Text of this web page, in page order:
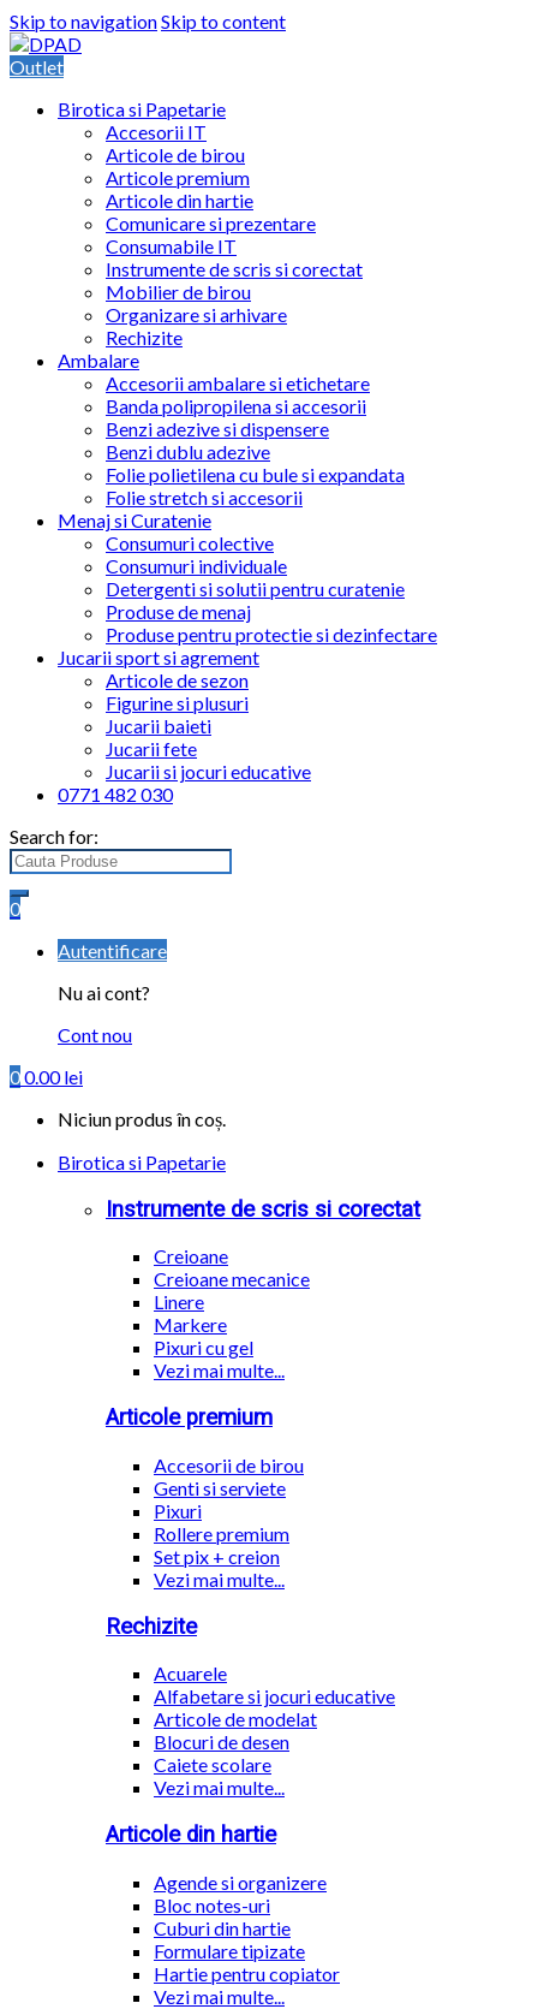
Skip to navigationSkip to content
Outlet
Birotica si Papetarie
Accesorii IT
Articole de birou
Articole premium
Articole din hartie
Comunicare si prezentare
Consumabile IT
Instrumente de scris si corectat
Mobilier de birou
Organizare si arhivare
Rechizite
Ambalare
Accesorii ambalare si etichetare
Banda polipropilena si accesorii
Benzi adezive si dispensere
Benzi dublu adezive
Folie polietilena cu bule si expandata
Folie stretch si accesorii
Menaj si Curatenie
Consumuri colective
Consumuri individuale
Detergenti si solutii pentru curatenie
Produse de menaj
Produse pentru protectie si dezinfectare
Jucarii sport si agrement
Articole de sezon
Figurine si plusuri
Jucarii baieti
Jucarii fete
Jucarii si jocuri educative
0771 482 030
Search for:
0
Autentificare
Nu ai cont?
Cont nou
00.00lei
Niciun produs în coș.
Birotica si Papetarie
Instrumente de scris si corectat
Creioane
Creioane mecanice
Linere
Markere
Pixuri cu gel
Vezi mai multe...
Articole premium
Accesorii de birou
Genti si serviete
Pixuri
Rollere premium
Set pix + creion
Vezi mai multe...
Rechizite
Acuarele
Alfabetare si jocuri educative
Articole de modelat
Blocuri de desen
Caiete scolare
Vezi mai multe...
Articole din hartie
Agende si organizere
Bloc notes-uri
Cuburi din hartie
Formulare tipizate
Hartie pentru copiator
Vezi mai multe...